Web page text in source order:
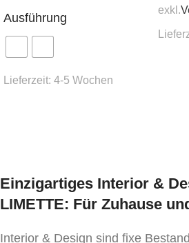
Ausführung
Lieferzeit: 4-5 Wochen
exkl.
Einzigartiges Interior &
LIMETTE: Für Zuhause
Interior & Design sind fixe